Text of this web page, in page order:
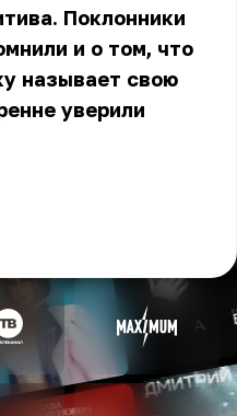
Поклонники
и о том, что
называет свою
уверили